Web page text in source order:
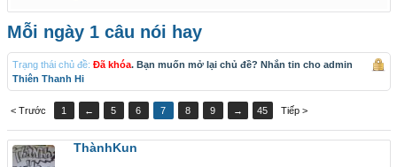
Mỗi ngày 1 câu nói hay
Trạng thái chủ đề: Đã khóa. Bạn muốn mở lại chủ đề? Nhắn tin cho admin
Thiên Thanh Hi
< Trước 1 ← 5 6 7 8 9 → 45 Tiếp >
ThànhKun